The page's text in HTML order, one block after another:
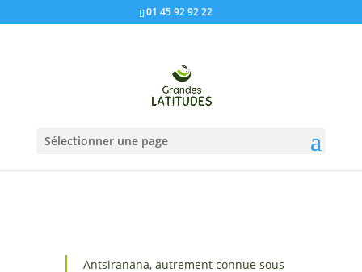
01 45 92 92 22
Sélectionner une page
Antsiranana, autrement connue sous